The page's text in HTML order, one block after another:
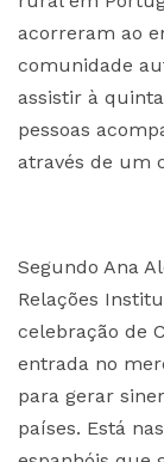
acorreram ao
comunidade
assistir à
pessoas
através de um
Segundo Ana
Relações
celebração de
entrada no
para gerar
países. Está